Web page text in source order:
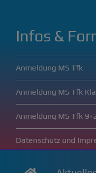
Infos &
Anmeldung MS Tfk
Anmeldung MS Tfk
Anmeldung MS Tfk
Datenschutz und